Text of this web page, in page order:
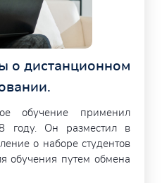
о дистанционном
обучение применил
году. Он разместил в
о наборе студентов
обучения путем обмена